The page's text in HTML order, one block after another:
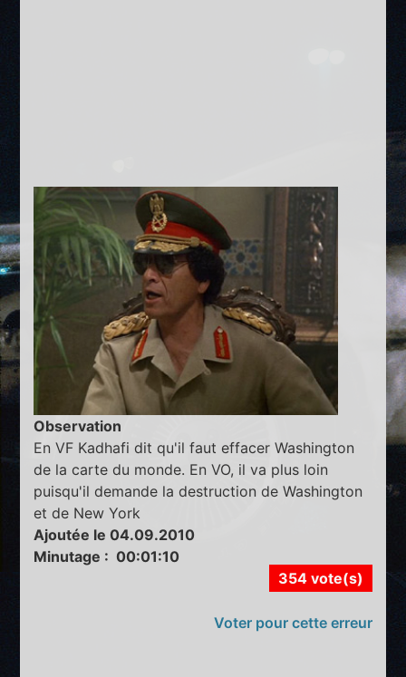
Observation
En VF Kadhafi dit qu'il faut effacer Washington
de la carte du monde. En VO, il va plus loin
puisqu'il demande la destruction de Washington
et de New York
Ajoutée le 04.09.2010
Minutage : 00:01:10
354 vote(s)
Voter pour cette erreur